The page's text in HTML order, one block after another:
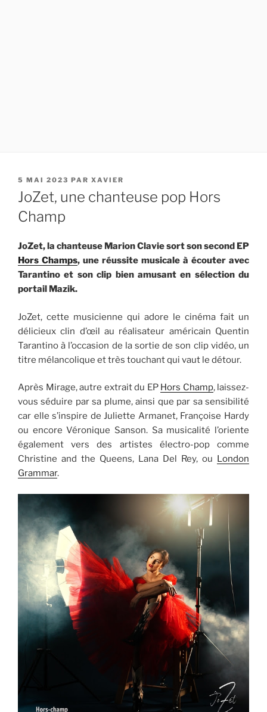
PUBLIÉ
LE
5 MAI 2023 PAR XAVIER
JoZet, une chanteuse pop Hors
Champ
JoZet, la chanteuse Marion Clavie sort son second EP
Hors Champs, une réussite musicale à écouter avec
Tarantino et son clip bien amusant en sélection du
portail Mazik.
JoZet, cette musicienne qui adore le cinéma fait un
délicieux clin d’œil au réalisateur américain Quentin
Tarantino à l’occasion de la sortie de son clip vidéo, un
titre mélancolique et très touchant qui vaut le détour.
Après Mirage, autre extrait du EP Hors Champ, laissez-
vous séduire par sa plume, ainsi que par sa sensibilité
car elle s’inspire de Juliette Armanet, Françoise Hardy
ou encore Véronique Sanson. Sa musicalité l’oriente
également vers des artistes électro-pop comme
Christine and the Queens, Lana Del Rey, ou London
Grammar.